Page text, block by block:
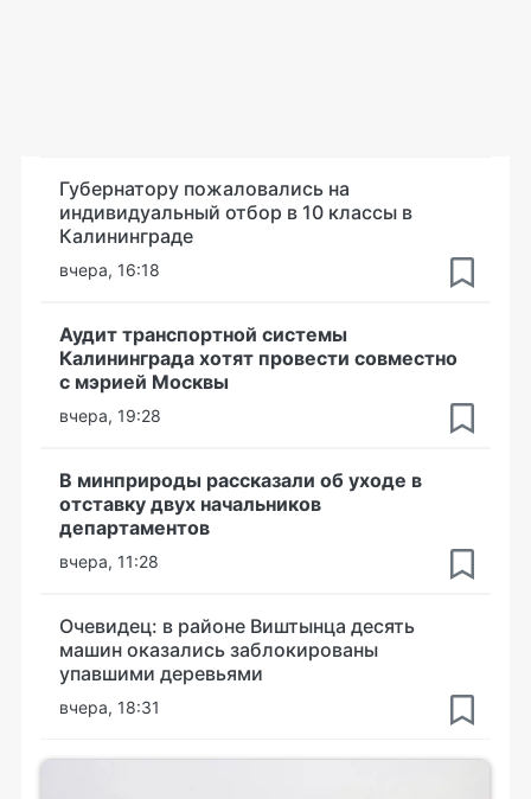
Губернатору пожаловались на
индивидуальный отбор в 10 классы в
Калининграде
вчера, 16:18
Аудит транспортной системы
Калининграда хотят провести совместно
с мэрией Москвы
вчера, 19:28
В минприроды рассказали об уходе в
отставку двух начальников
департаментов
вчера, 11:28
Очевидец: в районе Виштынца десять
машин оказались заблокированы
упавшими деревьями
вчера, 18:31